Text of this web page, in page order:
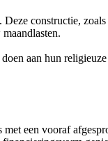
constructie,
aan hun
een vooraf